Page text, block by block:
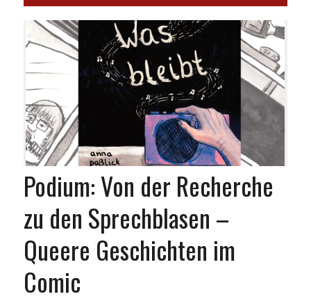
Podium: Von der Recherche
zu den Sprechblasen –
Queere Geschichten im
Comic